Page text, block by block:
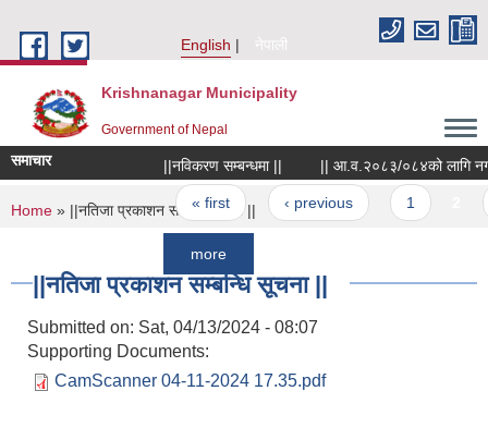
English
नेपाली
Krishnanagar Municipality
Government of Nepal
समाचार ||नविकरण सम्बन्धमा || || आ.व.२०८३/०८४को लागि
Pages
« first ‹ previous
more
You are here
Home » ||नतिजा प्रकाशन सम्बन्धि सूचना ||
||नतिजा प्रकाशन सम्बन्धि सूचना ||
Submitted on: Sat, 04/13/2024 - 08:07
Supporting Documents:
CamScanner 04-11-2024 17.35.pdf